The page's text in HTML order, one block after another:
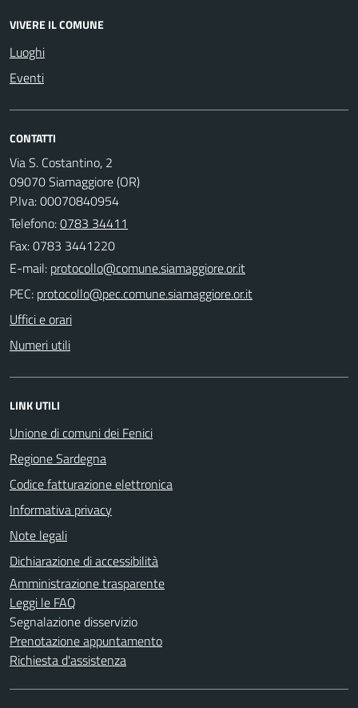
VIVERE IL COMUNE
Luoghi
Eventi
CONTATTI
Via S. Costantino, 2
09070 Siamaggiore (OR)
P.Iva: 00070840954
Telefono:0783 34411
Fax: 0783 3441220
E-mail:
PEC:
Uffici e orari
Numeri utili
LINK UTILI
Unione di comuni dei Fenici
Regione Sardegna
Codice fatturazione elettronica
Informativa privacy
Note legali
Dichiarazione di accessibilità
Amministrazione trasparente
Leggi le FAQ
Segnalazione disservizio
Prenotazione appuntamento
Richiesta d'assistenza